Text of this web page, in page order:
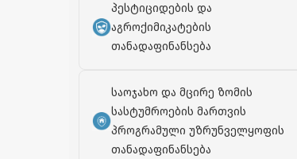
პესტიციდების და
აგროქიმიკატების
თანადაფინანსება
საოჯახო და მცირე ზომის
სასტუმროების მართვის
პროგრამული უზრუნველყოფის
თანადაფინანსება